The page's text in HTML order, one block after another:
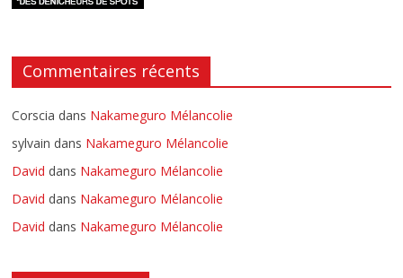
Commentaires récents
Corscia dans Nakameguro Mélancolie
sylvain dans Nakameguro Mélancolie
David dans Nakameguro Mélancolie
David dans Nakameguro Mélancolie
David dans Nakameguro Mélancolie